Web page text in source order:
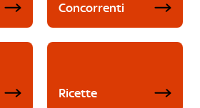
Concorrenti
Ricette